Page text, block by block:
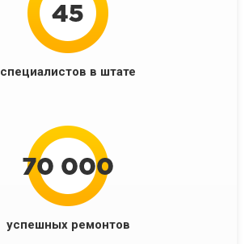
специалистов в штате
успешных ремонтов